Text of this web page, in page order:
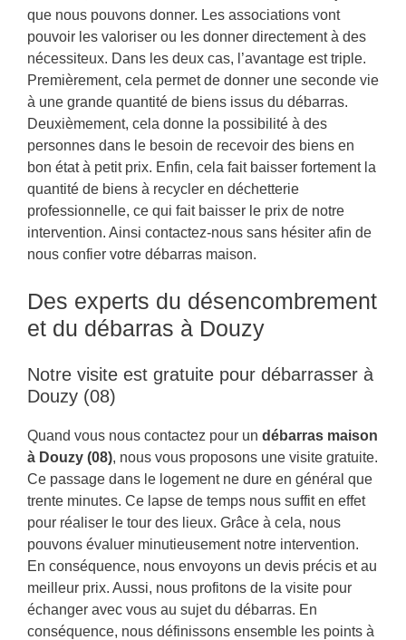
que nous pouvons donner. Les associations vont
pouvoir les valoriser ou les donner directement à des
nécessiteux. Dans les deux cas, l’avantage est triple.
Premièrement, cela permet de donner une seconde vie
à une grande quantité de biens issus du débarras.
Deuxièmement, cela donne la possibilité à des
personnes dans le besoin de recevoir des biens en
bon état à petit prix. Enfin, cela fait baisser fortement la
quantité de biens à recycler en déchetterie
professionnelle, ce qui fait baisser le prix de notre
intervention. Ainsi contactez-nous sans hésiter afin de
nous confier votre débarras maison.
Des experts du désencombrement
et du débarras à Douzy
Notre visite est gratuite pour débarrasser à
Douzy (08)
Quand vous nous contactez pour un débarras maison
à Douzy (08), nous vous proposons une visite gratuite.
Ce passage dans le logement ne dure en général que
trente minutes. Ce lapse de temps nous suffit en effet
pour réaliser le tour des lieux. Grâce à cela, nous
pouvons évaluer minutieusement notre intervention.
En conséquence, nous envoyons un devis précis et au
meilleur prix. Aussi, nous profitons de la visite pour
échanger avec vous au sujet du débarras. En
conséquence, nous définissons ensemble les points à